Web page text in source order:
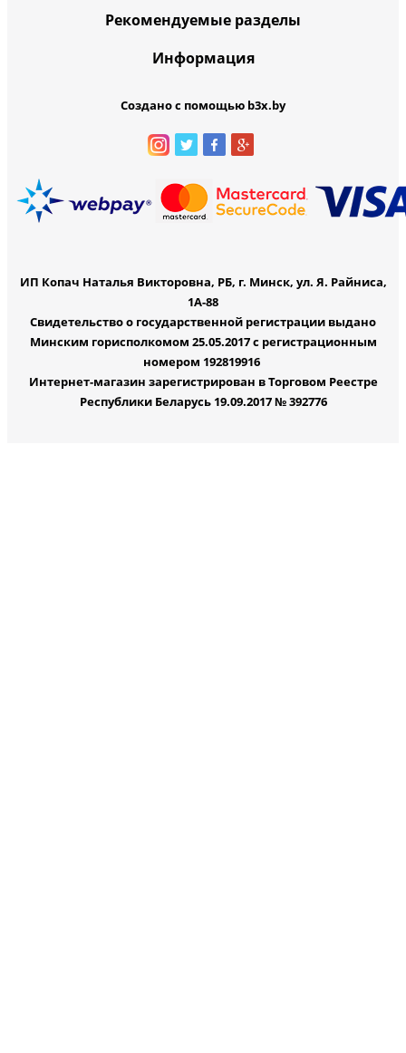
Рекомендуемые разделы
Информация
Создано с помощью b3x.by
ИП Копач Наталья Викторовна, РБ, г. Минск, ул. Я. Райниса,
1А-88
Свидетельство о государственной регистрации выдано
Минским горисполкомом 25.05.2017 с регистрационным
номером 192819916
Интернет-магазин зарегистрирован в Торговом Реестре
Республики Беларусь 19.09.2017 № 392776